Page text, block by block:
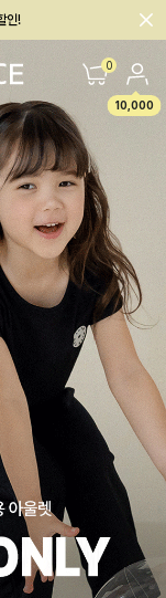
인!
0
10,000
터/상의 하의/레깅스